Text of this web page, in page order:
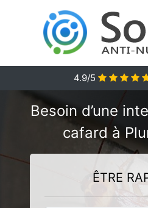
4.9/5
Besoin d’une
cafard à
ÊTRE